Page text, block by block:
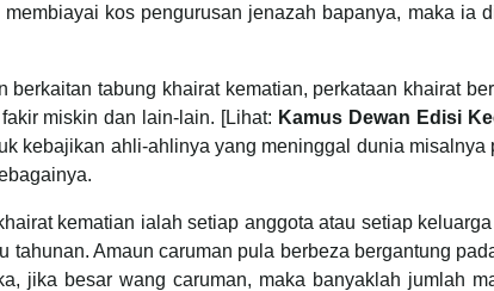
kos pengurusan jenazah bapanya, maka ia
berkaitan tabung khairat kematian, perkataan khairat
miskin dan lain-lain. [Lihat: Kamus Dewan Edisi
kebajikan ahli-ahlinya yang meninggal dunia
kematian ialah setiap anggota atau setiap
tahunan. Amaun caruman pula berbeza bergantung
jika besar wang caruman, maka banyaklah jumlah